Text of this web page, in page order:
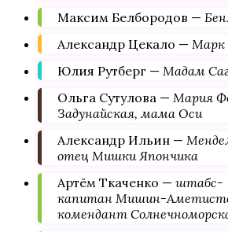
Максим Белбородов —
Александр Цекало — Марк
Юлия Рутберг — Мадам
Ольга Сутулова — Мария
Задунайская, мама Оси
Александр Ильин —
отец Мишки Япончика
Артём Ткаченко — штабс-
капитан Мишин-
комендант